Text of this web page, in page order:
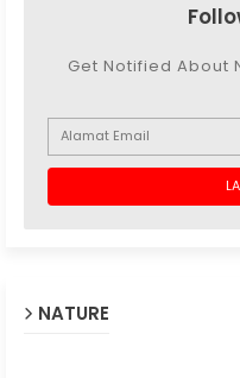
Get Notified About
NATURE